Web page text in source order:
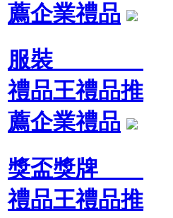
薦企業禮品
服裝
禮品王禮品推
薦企業禮品
獎盃獎牌
禮品王禮品推